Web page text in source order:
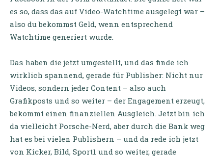
es so, dass das auf Video-Watchtime ausgelegt war –
also du bekommst Geld, wenn entsprechend
Watchtime generiert wurde.
Das haben die jetzt umgestellt, und das finde ich
wirklich spannend, gerade für Publisher: Nicht nur
Videos, sondern jeder Content – also auch
Grafikposts und so weiter – der Engagement erzeugt,
bekommt einen finanziellen Ausgleich. Jetzt bin ich
da vielleicht Porsche-Nerd, aber durch die Bank weg
hat es bei vielen Publishern – und da rede ich jetzt
von Kicker, Bild, Sport1 und so weiter, gerade